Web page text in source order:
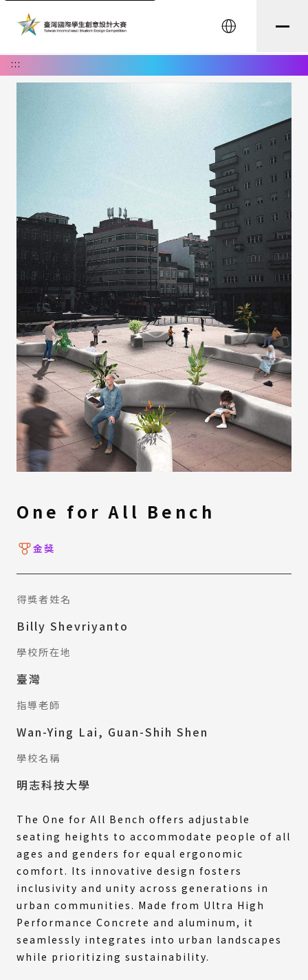
English
:::
One for All Bench
金獎
得獎者姓名
Billy Shevriyanto
學校所在地
臺灣
指導老師
Wan-Ying Lai, Guan-Shih Shen
學校名稱
明志科技大學
The One for All Bench offers adjustable
seating heights to accommodate people of all
ages and genders for equal ergonomic
comfort. Its innovative design fosters
inclusivity and unity across generations in
urban communities. Made from Ultra High
Performance Concrete and aluminum, it
seamlessly integrates into urban landscapes
while prioritizing sustainability.